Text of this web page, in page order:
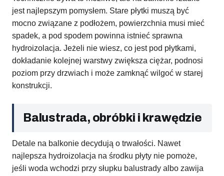
jest najlepszym pomysłem. Stare płytki muszą być
mocno związane z podłożem, powierzchnia musi mieć
spadek, a pod spodem powinna istnieć sprawna
hydroizolacja. Jeżeli nie wiesz, co jest pod płytkami,
dokładanie kolejnej warstwy zwiększa ciężar, podnosi
poziom przy drzwiach i może zamknąć wilgoć w starej
konstrukcji.
Balustrada, obróbki i krawędzie
Detale na balkonie decydują o trwałości. Nawet
najlepsza hydroizolacja na środku płyty nie pomoże,
jeśli woda wchodzi przy słupku balustrady albo zawija